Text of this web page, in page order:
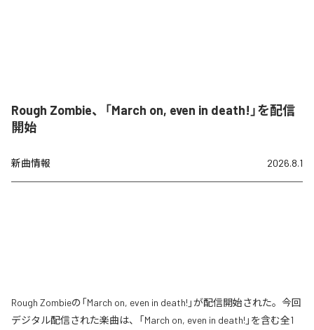
Rough Zombie、「March on, even in death!」を配信
開始
新曲情報 2026.8.1
Rough Zombieの「March on, even in death!」が配信開始された。今回
デジタル配信された楽曲は、「March on, even in death!」を含む全1